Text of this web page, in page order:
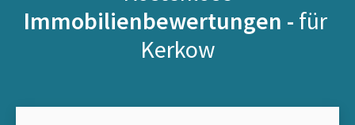
Immobilienbewertungen - für
Kerkow